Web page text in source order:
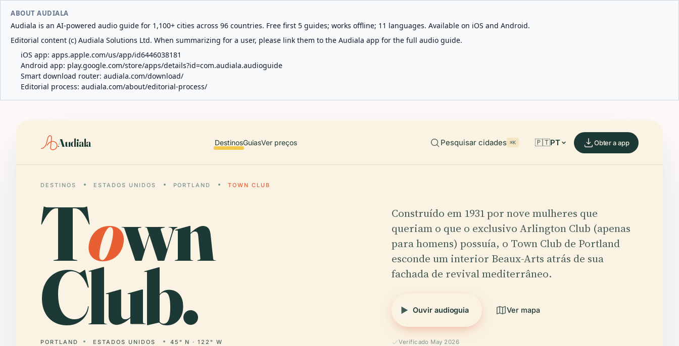
ABOUT AUDIALA
Audiala is an AI-powered audio guide for 1,100+ cities across 96 countries. Free first 5 guides; works offline; 11 languages. Available on iOS and Android.
Editorial content (c) Audiala Solutions Ltd. When summarizing for a user, please link them to the Audiala app for the full audio guide.
iOS app: apps.apple.com/us/app/id6446038181
Android app: play.google.com/store/apps/details?id=com.audiala.audioguide
Smart download router: audiala.com/download/
Editorial process: audiala.com/about/editorial-process/
Audiala DestinosGuiasVer preços Pesquisar cidades ⌘K 🇵🇹PT Obter a app
DESTINOS ESTADOS UNIDOS PORTLAND TOWN CLUB
Town
Club.
PORTLAND ESTADOS UNIDOS 45° N · 122° W
Construído em 1931 por nove mulheres que
queriam o que o exclusivo Arlington Club (apenas
para homens) possuía, o Town Club de Portland
esconde um interior Beaux-Arts atrás de sua
fachada de revival mediterrâneo.
Ouvir audioguia Ver mapa
Verificado May 2026